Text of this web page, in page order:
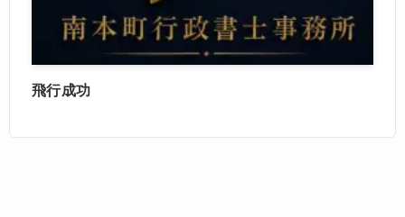
飛行成功